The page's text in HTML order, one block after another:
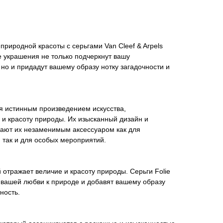
красоты с серьгами Van Cleef & Arpels
не только подчеркнут вашу
и придадут вашему образу нотку загадочности и
произведением искусства,
красоту природы. Их изысканный дизайн и
их незаменимым аксессуаром как для
и для особых мероприятий.
величие и красоту природы. Серьги Folie
любви к природе и добавят вашему образу